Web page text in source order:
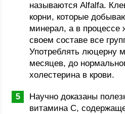
называются Alfalfa.
корни, которые
минерал, а в процессе
своем составе все
Употреблять люцерну
месяцев, до
холестерина в крови.
Научно доказаны
витамина С,